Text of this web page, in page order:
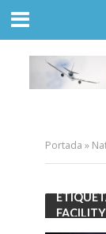
Portada »
FACILITY